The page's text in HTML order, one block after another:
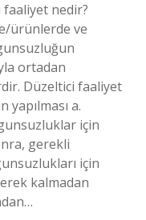
faaliyet nedir?
ürünlerde ve
ortadan
Düzeltici faaliyet
yapılması a.
için
gerekli
için
kalmadan